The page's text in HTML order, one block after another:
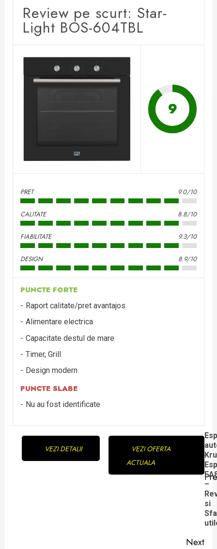
Review pe scurt: Star-
Light BOS-604TBL
9
PRET 9.0/10
CALITATE 8.8/10
FIABILITATE 9.3/10
DESIGN 8.9/10
PUNCTE FORTE
Raport calitate/pret avantajos
Alimentare electrica
Capacitate destul de mare
Timer, Grill
Design modern
PUNCTE SLABE
Nu au fost identificate
VEZI DETALII
VEZI OFERTA
ACTUALA
Continue
Reading
–
si
Next